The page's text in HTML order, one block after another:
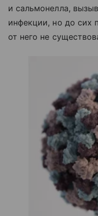
и сальмонелла,
инфекции, но до сих
от него не